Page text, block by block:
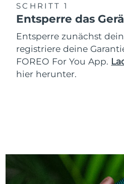
SCHRITT 1
Entsperre das
Entsperre zunächst
registriere deine
FOREO For You App.
hier herunter.